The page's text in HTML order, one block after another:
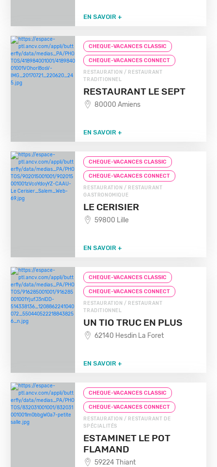
EN SAVOIR +
CHEQUE-VACANCES CLASSIC
CHEQUE-VACANCES CONNECT
RESTAURATION / RESTAURANT
TRADITIONNEL
RESTAURANT LE SEPT
80000 Amiens
EN SAVOIR +
CHEQUE-VACANCES CLASSIC
CHEQUE-VACANCES CONNECT
RESTAURATION / RESTAURANT
GASTRONOMIQUE
LE CERISIER
59800 Lille
EN SAVOIR +
CHEQUE-VACANCES CLASSIC
CHEQUE-VACANCES CONNECT
RESTAURATION / RESTAURANT
TRADITIONNEL
UN TIO TRUC EN PLUS
62140 Hesdin La Foret
EN SAVOIR +
CHEQUE-VACANCES CLASSIC
CHEQUE-VACANCES CONNECT
RESTAURATION / RESTAURANT DE
SPÉCIALITÉS
ESTAMINET LE POT
FLAMAND
59224 Thiant